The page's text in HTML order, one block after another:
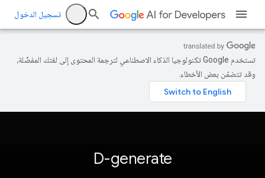
تسجيل الدخول
تستخدم Google تكنولوجيا الذكاء الاصطناعي لترجمة المحتوى إلى لغتك المفضّلة،
وقد تتضمّن بعض الأخطاء.
D-generate